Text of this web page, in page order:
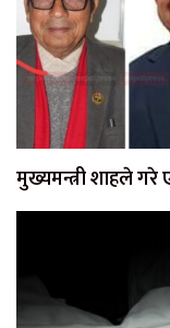
मुख्यमन्त्री शाहले गरे